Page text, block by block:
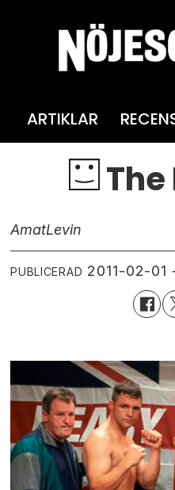
ARTIKLAR
AmatLevin
PUBLICERAD 2011-02-